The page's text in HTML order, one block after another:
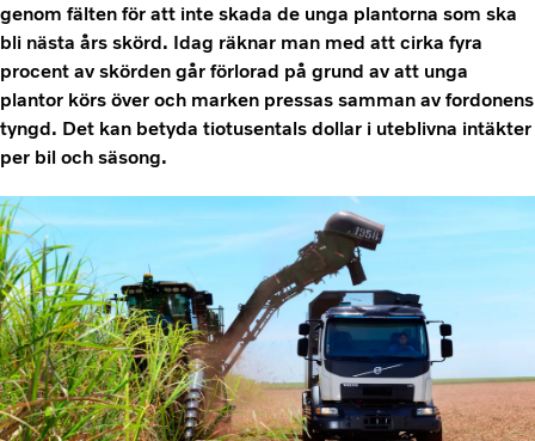
genom fälten för att inte skada de unga plantorna som ska
bli nästa års skörd. Idag räknar man med att cirka fyra
procent av skörden går förlorad på grund av att unga
plantor körs över och marken pressas samman av fordonens
tyngd. Det kan betyda tiotusentals dollar i uteblivna intäkter
per bil och säsong.